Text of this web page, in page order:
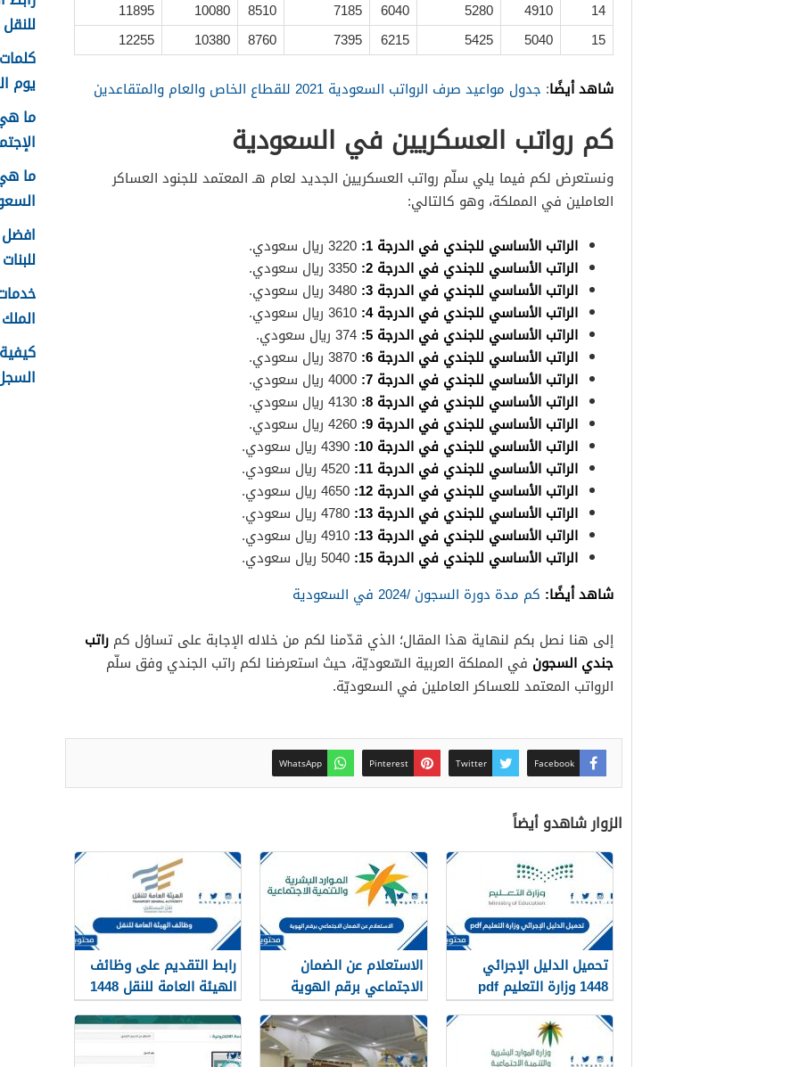
14
4910
5280
6040
7185
8510
10080
11895
15
5040
5425
6215
7395
8760
10380
12255
شاهد أيضًا: جدول مواعيد صرف الرواتب السعودية 2021 للقطاع الخاص والعام والمتقاعدين
كم رواتب العسكريين في السعودية
ونستعرض لكم فيما يلي سلّم رواتب العسكريين الجديد لعام هـ المعتمد للجنود العساكر
العاملين في المملكة، وهو كالتالي:
الراتب الأساسي للجندي في الدرجة 1:
الراتب الأساسي للجندي في الدرجة 2:
الراتب الأساسي للجندي في الدرجة 3:
الراتب الأساسي للجندي في الدرجة 4:
الراتب الأساسي للجندي في الدرجة 5:
الراتب الأساسي للجندي في الدرجة 6:
الراتب الأساسي للجندي في الدرجة 7:
الراتب الأساسي للجندي في الدرجة 8:
الراتب الأساسي للجندي في الدرجة 9:
الراتب الأساسي للجندي في الدرجة 10:
الراتب الأساسي للجندي في الدرجة 11:
الراتب الأساسي للجندي في الدرجة 12:
الراتب الأساسي للجندي في الدرجة 13:
الراتب الأساسي للجندي في الدرجة 13:
4910 ريال سعودي.
الراتب الأساسي للجندي في الدرجة 15:
شاهد أيضًا: كم مدة دورة السجون /2024 في السعودية
إلى هنا نصل بكم لنهاية هذا المقال؛ الذي قدّمنا لكم من خلاله الإجابة على تساؤل كم راتب
جندي السجون في المملكة العربية السّعوديّة، حيث استعرضنا لكم راتب الجندي وفق سلّم
الرواتب المعتمد للعساكر العاملين في السعوديّة.
Facebook
Twitter
Pinterest
WhatsApp
الزوار شاهدو أيضاً
تحميل الدليل الإجرائي
1448 وزارة التعليم pdf
الاستعلام عن الضمان
الاجتماعي برقم الهوية
1448
رابط التقديم على وظائف
الهيئة العامة للنقل 1448
في الرياض
للنقل 1448 في
يوم
ما
ما
للبنات
الملك